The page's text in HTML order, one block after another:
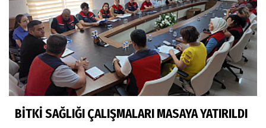
BİTKİ SAĞLIĞI ÇALIŞMALARI MASAYA YATIRILDI